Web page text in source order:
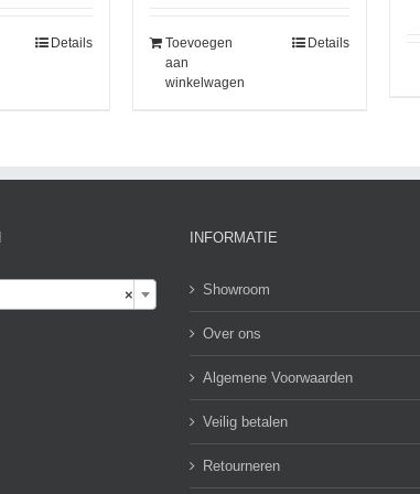
Details
Toevoegen
aan
winkelwagen
Details
×
INFORMATIE
Showroom
Over ons
Algemene Voorwaarden
Veilig betalen
Retourneren